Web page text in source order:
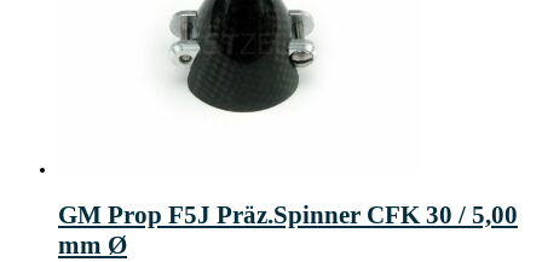
GM Prop F5J Präz.Spinner CFK 30 / 5,00
mm Ø